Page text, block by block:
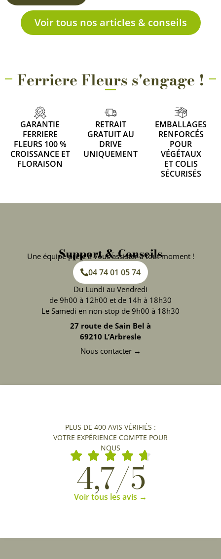
Voir tous nos articles & conseils
Ferriere Fleurs s'engage !
GARANTIE
FERRIERE
FLEURS 100 %
CROISSANCE ET
FLORAISON
RETRAIT
GRATUIT AU
DRIVE
UNIQUEMENT
EMBALLAGES
RENFORCÉS
POUR
VÉGÉTAUX
ET COLIS
SÉCURISÉS
Support & Conseils
Une équipe prête à vous assister à tout moment !
04 74 01 05 74
Du Lundi au Vendredi
de 9h00 à 12h00 et de 14h à 18h30
Le Samedi en non-stop de 9h00 à 18h30
27 route de Sain Bel à
69210 L’Arbresle
Nous contacter →
PLUS DE 400 AVIS VÉRIFIÉS :
VOTRE EXPÉRIENCE COMPTE POUR
NOUS
4,7/5
Voir tous les avis →